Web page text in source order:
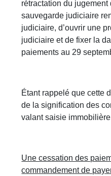
rétractation du jugement
sauvegarde judiciaire
judiciaire, d’ouvrir une
judiciaire et de fixer la
paiements au 29
Étant rappelé que cette
de la signification des
valant saisie
Une cessation des
commandement de